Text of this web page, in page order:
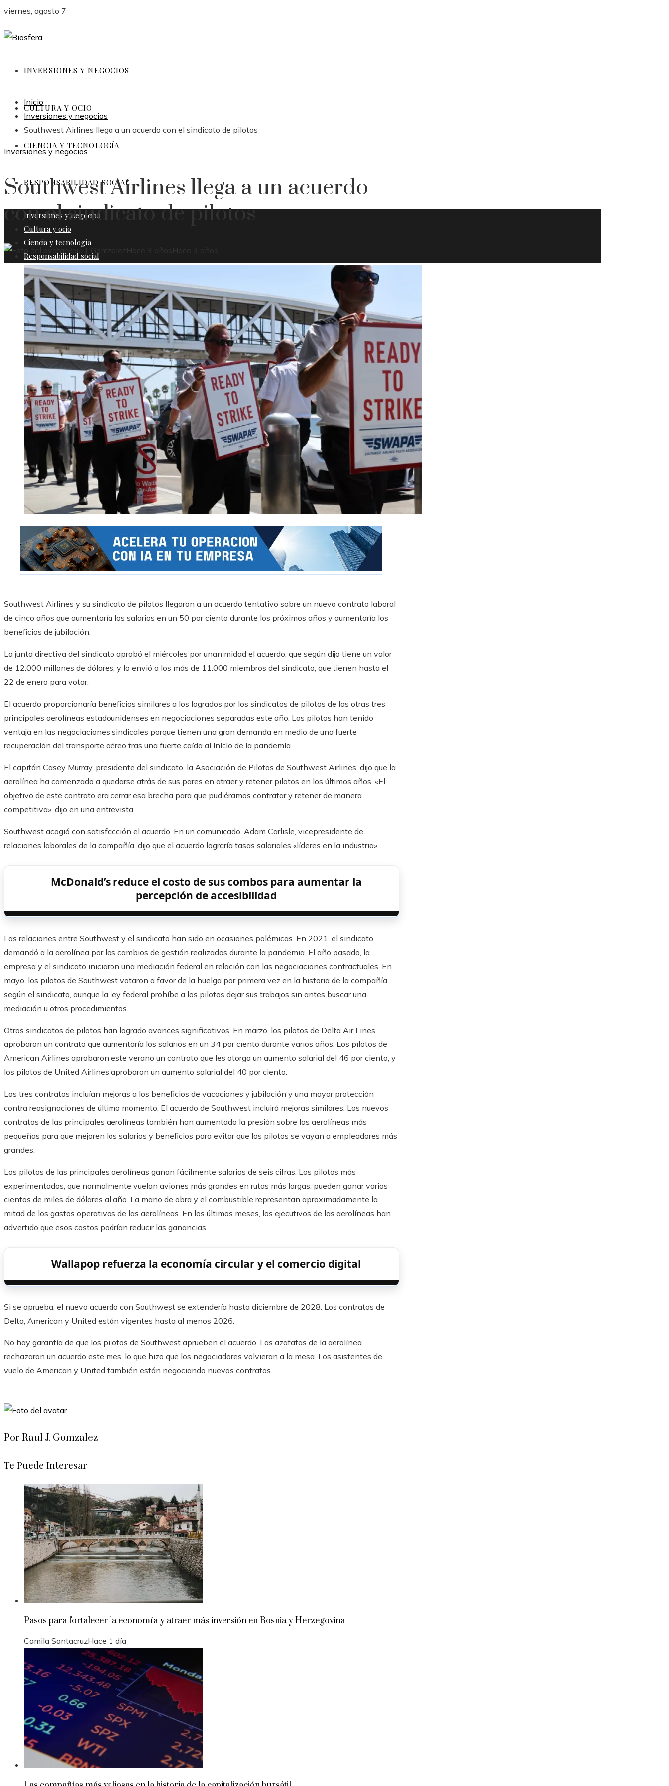
viernes, agosto 7
INVERSIONES Y NEGOCIOS
CULTURA Y OCIO
CIENCIA Y TECNOLOGÍA
RESPONSABILIDAD SOCIAL
Inversiones y negocios
Cultura y ocio
Ciencia y tecnología
Responsabilidad social
Inicio
Inversiones y negocios
Southwest Airlines llega a un acuerdo con el sindicato de pilotos
Inversiones y negocios
Southwest Airlines llega a un acuerdo
con el sindicato de pilotos
Raul J. Gomzalez Hace 3 años Hace 3 años
Southwest Airlines y su sindicato de pilotos llegaron a un acuerdo tentativo sobre un nuevo contrato laboral
de cinco años que aumentaría los salarios en un 50 por ciento durante los próximos años y aumentaría los
beneficios de jubilación.
La junta directiva del sindicato aprobó el miércoles por unanimidad el acuerdo, que según dijo tiene un valor
de 12.000 millones de dólares, y lo envió a los más de 11.000 miembros del sindicato, que tienen hasta el
22 de enero para votar.
El acuerdo proporcionaría beneficios similares a los logrados por los sindicatos de pilotos de las otras tres
principales aerolíneas estadounidenses en negociaciones separadas este año. Los pilotos han tenido
ventaja en las negociaciones sindicales porque tienen una gran demanda en medio de una fuerte
recuperación del transporte aéreo tras una fuerte caída al inicio de la pandemia.
El capitán Casey Murray, presidente del sindicato, la Asociación de Pilotos de Southwest Airlines, dijo que la
aerolínea ha comenzado a quedarse atrás de sus pares en atraer y retener pilotos en los últimos años. «El
objetivo de este contrato era cerrar esa brecha para que pudiéramos contratar y retener de manera
competitiva», dijo en una entrevista.
Southwest acogió con satisfacción el acuerdo. En un comunicado, Adam Carlisle, vicepresidente de
relaciones laborales de la compañía, dijo que el acuerdo lograría tasas salariales «líderes en la industria».
McDonald’s reduce el costo de sus combos para aumentar la
percepción de accesibilidad
Las relaciones entre Southwest y el sindicato han sido en ocasiones polémicas. En 2021, el sindicato
demandó a la aerolínea por los cambios de gestión realizados durante la pandemia. El año pasado, la
empresa y el sindicato iniciaron una mediación federal en relación con las negociaciones contractuales. En
mayo, los pilotos de Southwest votaron a favor de la huelga por primera vez en la historia de la compañía,
según el sindicato, aunque la ley federal prohíbe a los pilotos dejar sus trabajos sin antes buscar una
mediación u otros procedimientos.
Otros sindicatos de pilotos han logrado avances significativos. En marzo, los pilotos de Delta Air Lines
aprobaron un contrato que aumentaría los salarios en un 34 por ciento durante varios años. Los pilotos de
American Airlines aprobaron este verano un contrato que les otorga un aumento salarial del 46 por ciento, y
los pilotos de United Airlines aprobaron un aumento salarial del 40 por ciento.
Los tres contratos incluían mejoras a los beneficios de vacaciones y jubilación y una mayor protección
contra reasignaciones de último momento. El acuerdo de Southwest incluirá mejoras similares. Los nuevos
contratos de las principales aerolíneas también han aumentado la presión sobre las aerolíneas más
pequeñas para que mejoren los salarios y beneficios para evitar que los pilotos se vayan a empleadores más
grandes.
Los pilotos de las principales aerolíneas ganan fácilmente salarios de seis cifras. Los pilotos más
experimentados, que normalmente vuelan aviones más grandes en rutas más largas, pueden ganar varios
cientos de miles de dólares al año. La mano de obra y el combustible representan aproximadamente la
mitad de los gastos operativos de las aerolíneas. En los últimos meses, los ejecutivos de las aerolíneas han
advertido que esos costos podrían reducir las ganancias.
Wallapop refuerza la economía circular y el comercio digital
Si se aprueba, el nuevo acuerdo con Southwest se extendería hasta diciembre de 2028. Los contratos de
Delta, American y United están vigentes hasta al menos 2026.
No hay garantía de que los pilotos de Southwest aprueben el acuerdo. Las azafatas de la aerolínea
rechazaron un acuerdo este mes, lo que hizo que los negociadores volvieran a la mesa. Los asistentes de
vuelo de American y United también están negociando nuevos contratos.
Por Raul J. Gomzalez
Te Puede Interesar
Pasos para fortalecer la economía y atraer más inversión en Bosnia y Herzegovina
Camila SantacruzHace 1 día